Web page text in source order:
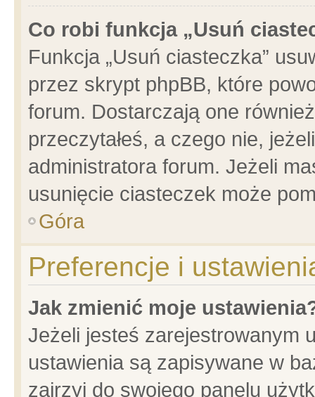
Co robi funkcja „Usuń
Funkcja „Usuń ciasteczka”
przez skrypt phpBB, które
forum. Dostarczają one
przeczytałeś, a czego nie,
administratora forum. Jeżeli
usunięcie ciasteczek może
Góra
Preferencje i
Jak zmienić moje
Jeżeli jesteś zarejestrowanym
ustawienia są zapisywane w
zajrzyj do swojego panelu